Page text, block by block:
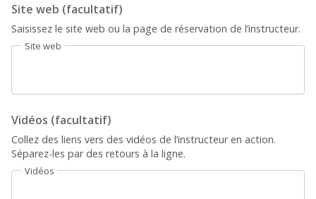
Site web (facultatif)
Saisissez le site web ou la page de réservation de l’instructeur.
Site web
Vidéos (facultatif)
Collez des liens vers des vidéos de l’instructeur en action.
Séparez-les par des retours à la ligne.
Vidéos